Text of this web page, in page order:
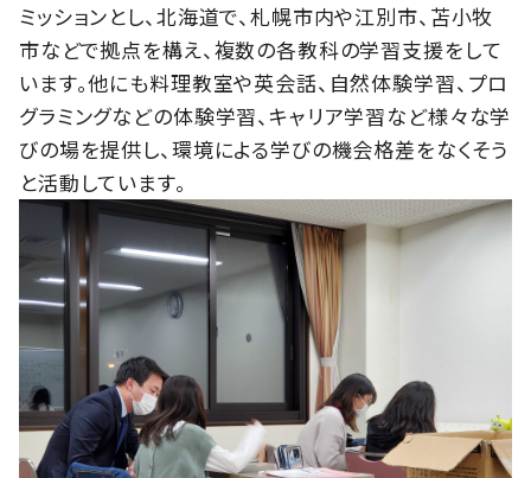
ミッションとし、北海道で、札幌市内や江別市、苫小牧
市などで拠点を構え、複数の各教科の学習支援をして
います。他にも料理教室や英会話、自然体験学習、プロ
グラミングなどの体験学習、キャリア学習など様々な学
びの場を提供し、環境による学びの機会格差をなくそう
と活動しています。